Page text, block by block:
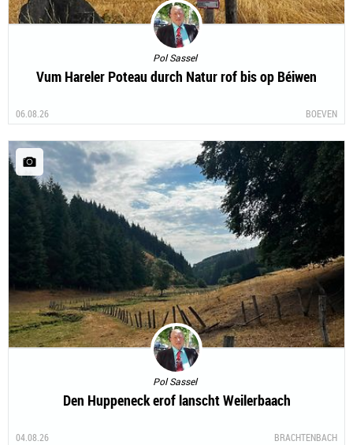
Pol Sassel
Vum Hareler Poteau durch Natur rof bis op Béiwen
06.08.26 BOEVEN
Pol Sassel
Den Huppeneck erof lanscht Weilerbaach
04.08.26 BRACHTENBACH